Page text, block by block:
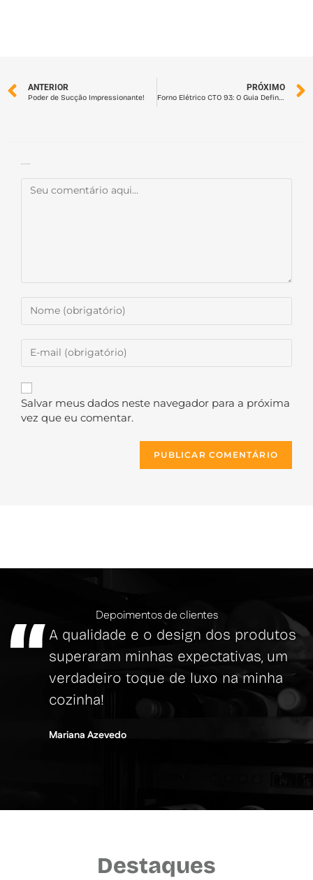
ANTERIOR
Poder de Sucção Impressionante!
PRÓXIMO
Forno Elétrico CTO 93: O Guia Definitivo para Cozinhar com Versatilidade e Eficiência
Salvar meus dados neste navegador para a próxima
vez que eu comentar.
Depoimentos de clientes
A qualidade e o design dos produtos
superaram minhas expectativas, um
verdadeiro toque de luxo na minha
cozinha!
Mariana Azevedo
Destaques